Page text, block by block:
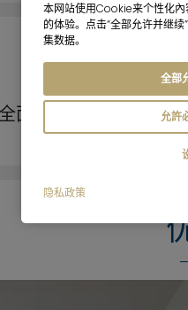
面的技术服务
本网站使用Cookie来个性化
的体验。点击“全部允许并继
集数据。
全部
允許
隐私政策